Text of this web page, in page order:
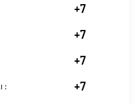
+7
+7
+7
: +7